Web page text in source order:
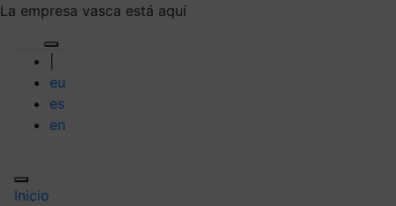
La empresa vasca está aquí
eu
es
en
Inicio